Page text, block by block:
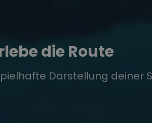
die Route
Darstellung deiner